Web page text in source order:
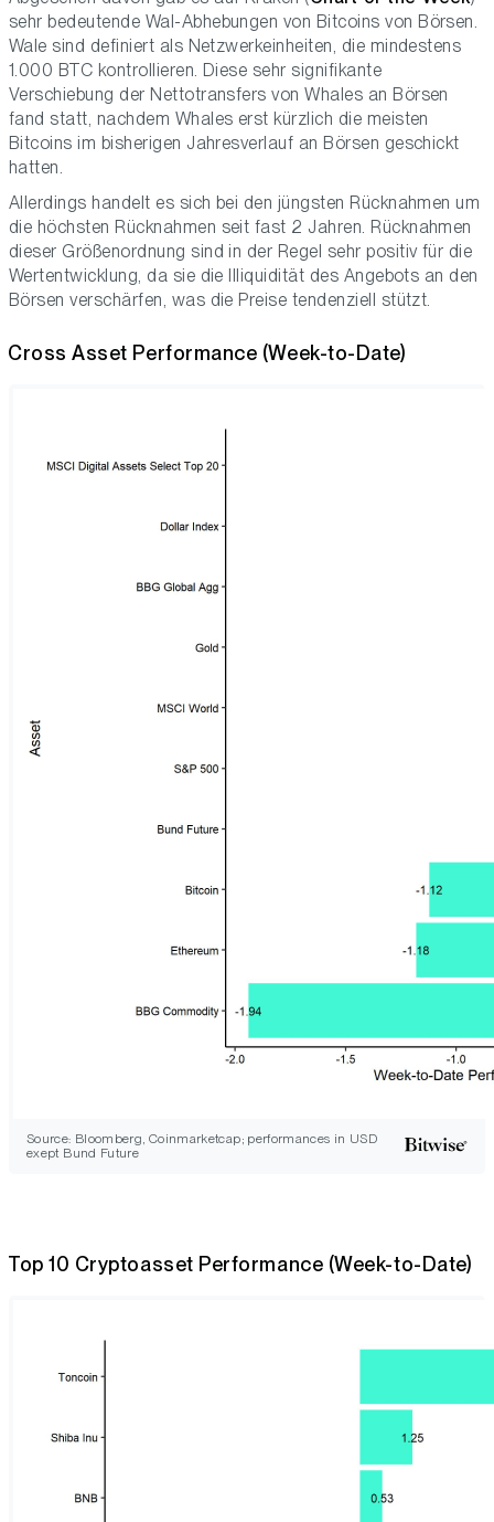
sehr bedeutende Wal-Abhebungen von Bitcoins von Börsen.
Wale sind definiert als Netzwerkeinheiten, die mindestens
1.000 BTC kontrollieren. Diese sehr signifikante
Verschiebung der Nettotransfers von Whales an Börsen
fand statt, nachdem Whales erst kürzlich die meisten
Bitcoins im bisherigen Jahresverlauf an Börsen geschickt
hatten.
Allerdings handelt es sich bei den jüngsten Rücknahmen um
die höchsten Rücknahmen seit fast 2 Jahren. Rücknahmen
dieser Größenordnung sind in der Regel sehr positiv für die
Wertentwicklung, da sie die Illiquidität des Angebots an den
Börsen verschärfen, was die Preise tendenziell stützt.
Cross Asset Performance (Week-to-Date)
Source: Bloomberg, Coinmarketcap; performances in USD
exept Bund Future
Top 10 Cryptoasset Performance (Week-to-Date)